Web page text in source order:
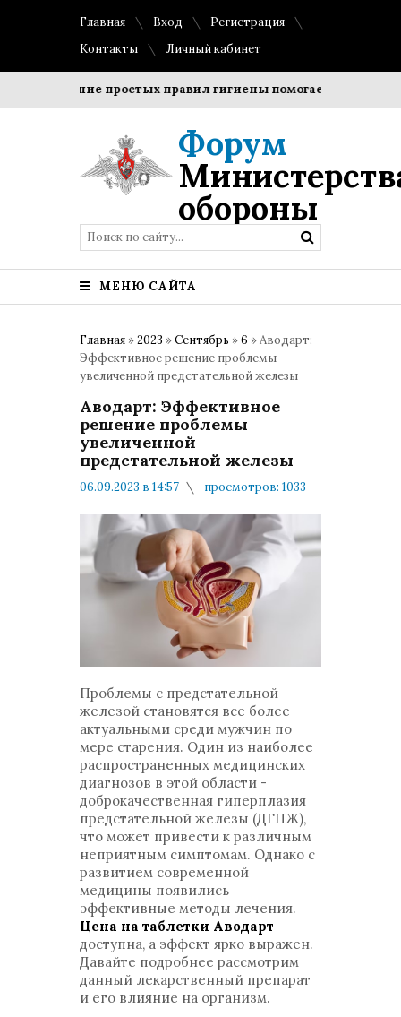
Главная Вход
Регистрация
Контакты
Личный кабинет
простых правил гигиены помогает сохранить
Форум
обороны
МЕНЮ САЙТА
Главная »2023 »Сентябрь »6 » Аводарт:
Эффективное решение проблемы
увеличенной предстательной железы
Аводарт: Эффективное
решение проблемы
увеличенной
предстательной железы
06.09.2023 в 14:57
просмотров: 1033
Мнения и публикации
Проблемы с предстательной
железой становятся все более
актуальными среди мужчин по
мере старения. Один из наиболее
распространенных медицинских
диагнозов в этой области -
доброкачественная гиперплазия
предстательной железы (ДГПЖ),
что может привести к различным
неприятным симптомам. Однако с
развитием современной
медицины появились
эффективные методы лечения.
Цена на таблетки Аводарт
доступна, а эффект ярко выражен.
Давайте подробнее рассмотрим
данный лекарственный препарат
и его влияние на организм.